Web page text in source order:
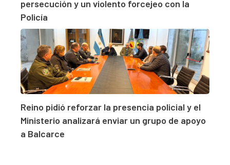
persecución y un violento forcejeo con la
Policía
Reino pidió reforzar la presencia policial y el
Ministerio analizará enviar un grupo de apoyo
a Balcarce